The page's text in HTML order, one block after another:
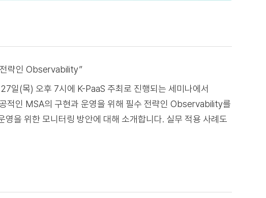
략인 Observability”
일(목) 오후 7시에 K-PaaS 주최로 진행되는 세미나에서
적인 MSA의 구현과 운영을 위해 필수 전략인 Observability를
을 위한 모니터링 방안에 대해 소개합니다. 실무 적용 사례도